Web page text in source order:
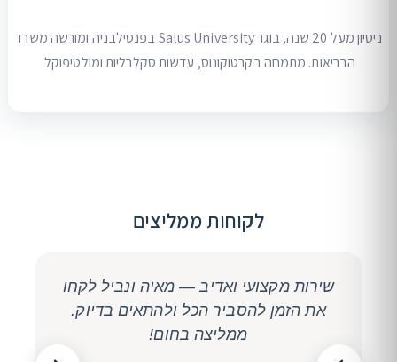
ניסיון מעל 20 שנה, בוגר Salus University בפנסילבניה ומורשה משרד
הבריאות. מתמחה בקרטוקונוס, עדשות סקלרליות ומולטיפוקל.
לקוחות ממליצים
שירות מקצועי ואדיב — מאיה ונביל לקחו
את הזמן להסביר הכל ולהתאים בדיוק.
ממליצה בחום!